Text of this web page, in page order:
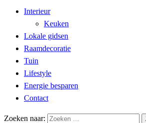
Interieur
Keuken
Lokale gidsen
Raamdecoratie
Tuin
Lifestyle
Energie besparen
Contact
Zoeken naar: